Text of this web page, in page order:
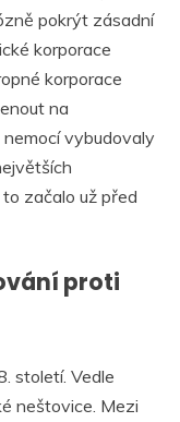
pokrýt zásadní
korporace
korporace
na
vybudovaly
začalo už před
proti
století. Vedle
neštovice. Mezi